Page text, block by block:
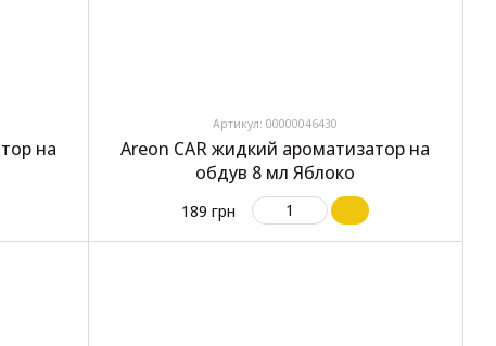
на
Артикул: 00000046430
Areon CAR жидкий ароматизатор на
обдув 8 мл Яблоко
189 грн